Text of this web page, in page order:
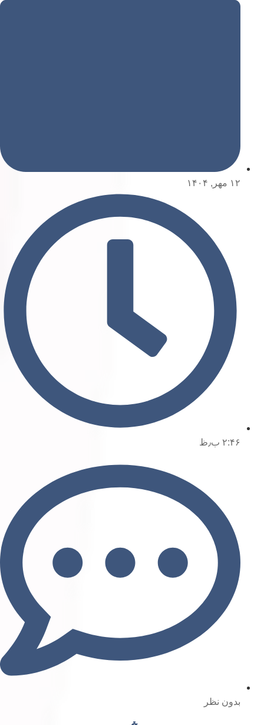
۱۲ مهر, ۱۴۰۴
۲:۴۶ ب٫ظ
بدون نظر